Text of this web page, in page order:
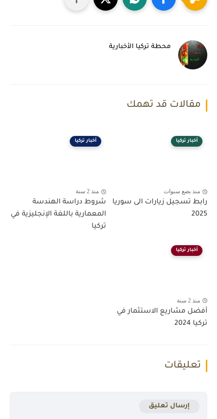
محطة تركيا الأخبارية
مقالات قد تهمك
أخبار تركيا
منذ بضع سنوات
رابط تسجيل زيارات الى سوريا
2025
أخبار تركيا
منذ 2 سنة
شروط دراسة الهندسة
المعمارية باللغة الإنجليزية في
تركيا
أخبار تركيا
منذ 2 سنة
أفضل مشاريع الاستثمار في
تركيا 2024
تعليقات
إرسال تعليق